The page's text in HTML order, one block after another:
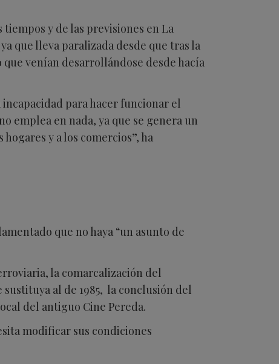
y de las previsiones en La
que lleva paralizada desde que tras la
que venían desarrollándose desde hacía
incapacidad para hacer funcionar el
emplea en nada, ya que se genera un
y a los comercios”, ha
que no haya “un asunto de
la comarcalización del
al de 1985, la conclusión del
del antiguo Cine Pereda.
modificar sus condiciones